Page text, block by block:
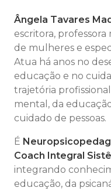
Ângela Tavares
escritora,
de mulheres e
Atua há anos no
educação e no
trajetória
mental, da
cuidado de pessoas.
É
Coach Integral
integrando
educação, da